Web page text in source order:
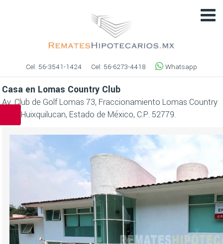
Cel: 56-3541-1424 Cel: 56-6273-4418 Whatsapp
Casa en Lomas Country Club
Av. Club de Golf Lomas 73, Fraccionamiento Lomas Country
Club, Huixquilucan, Estado de México, C.P. 52779.